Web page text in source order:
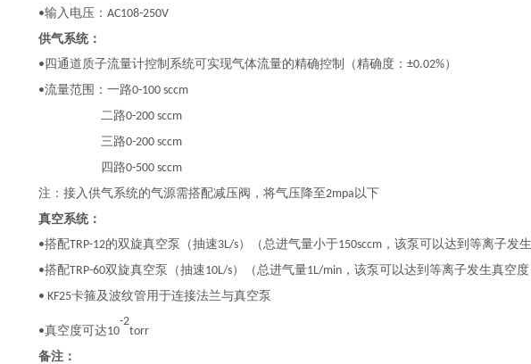
•输入电压： AC108-250V
供气系统：
• 四通道质子流量计控制系统可实现气体流量的精确控制（精确度： ±0.02%）
•流量范围：一路0-100 sccm
二路0-200 sccm
三路0-200 sccm
四路0-500 sccm
注：接入供气系统的气源需搭配减压阀，将气压降至2mpa 以下
真空系统：
•搭配TRP-12的双旋真空泵（抽速3L/s）（总进气量小于150sccm，该泵可以达到等离子发
•搭配TRP-60双旋真空泵（抽速10L/s）（总进气量1L/min，该泵可以达到等离子发生真空度
• KF25卡箍及波纹管用于连接法兰与真空泵
•真空度可达10
-2
torr
备注：